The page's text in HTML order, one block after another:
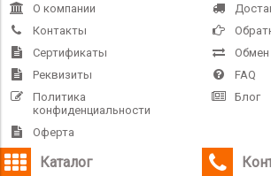
О компании
Контакты
Сертификаты
Реквизиты
Политика
конфиденциальности
Оферта
Обмен
FAQ
Блог
Каталог